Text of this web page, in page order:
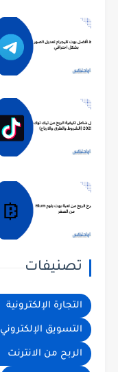
تصنيفات
التجارة الإلكترونية
التسويق الإلكتروني
الربح من الانترنت